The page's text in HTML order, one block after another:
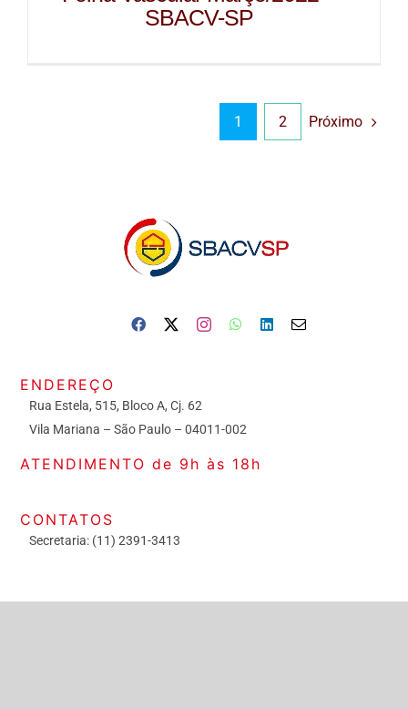
SBACV-SP
1 2 Próximo
ENDEREÇO
Rua Estela, 515, Bloco A, Cj. 62
Vila Mariana – São Paulo – 04011-002
ATENDIMENTO de 9h às 18h
CONTATOS
Secretaria: (11) 2391-3413